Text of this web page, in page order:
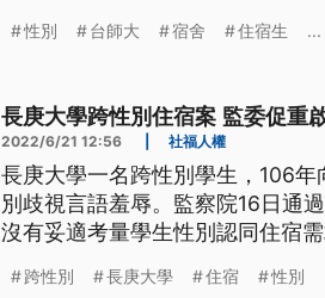
性別 台師大 宿舍 住宿生 ...
長庚大學跨性別住宿案 監委促重
2022/6/21 12:56 社福人權
長庚大學一名跨性別學生，106
別歧視言語羞辱。監察院16日通
沒有妥適考量學生性別認同住宿
跨性別 長庚大學 住宿 性別